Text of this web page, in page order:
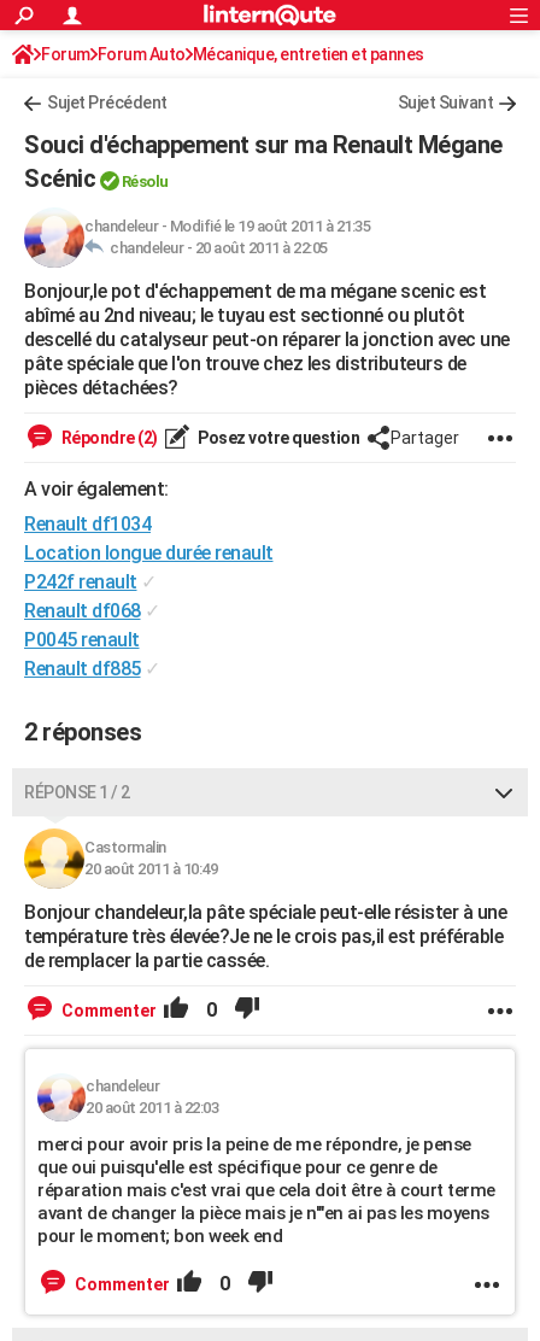
ACTUALITÉS
Politique
Société
Faits Divers
Education
Monde
Villes
+
Programme TV
TNTStreaming
Cinéma
Sorties cinéma
Musique
+FINANCE
Retraite
Impôts
Epargne
Immobilier
Risques naturels par ville
Banque
Assurance
Crédit
AUTO
Essais
Réserver un essai
Citadines
Berlines
SUV
Forum auto
HIGH-TECH
Mobiles
Meilleur smartphone
Internet
Ordinateurs
Jeux vidéo
Guide high-tech
+BRICOLAGE
Forum
Aménagement intérieur
Extérieur
Cuisine
Salle de bains
Jardinage
Rangement
WEEK-END
LIFESTYLE
Alimentation
Guide de la santé
Maladies
Médicaments
Sommeil
VOYAGE
Destinations
City break
Voyage nature
Voyage de noces
Forum
Climat
+PHOTO
GUIDES D'ACHAT
BONS PLANS
COPAINS D'AVANT
S'inscrire
Se connecter
Lycées
Collèges
Primaires
Universités
Entreprises
Service militaire
Avis de recherche
AVIS DE DÉCÈS
FORUM
Bricolage
Lifestyle
Culture
Sport
Auto
Television
Voyage
Cinema
Rechercher
S'inscrire
Connexion
Forum Forum Auto Mécanique, entretien et pannes
Sujet Précédent Sujet Suivant
Souci d'échappement sur ma Renault Mégane
Scénic
Résolu
chandeleur- Modifié le 19 août 2011 à 21:35
chandeleur - 20 août 2011 à 22:05
Bonjour,le pot d'échappement de ma mégane scenic est
abîmé au 2nd niveau; le tuyau est sectionné ou plutôt
descellé du catalyseur peut-on réparer la jonction avec une
pâte spéciale que l'on trouve chez les distributeurs de
pièces détachées?
Répondre (2) Posez votre question Partager
A voir également:
Renault df1034
Location longue durée renault
P242f renault ✓
Renault df068 ✓
P0045 renault
Renault df885 ✓
2 réponses
RÉPONSE 1 / 2
Castormalin
20 août 2011 à 10:49
Bonjour chandeleur,la pâte spéciale peut-elle résister à une
température très élevée?Je ne le crois pas,il est préférable
de remplacer la partie cassée.
Commenter 0
chandeleur
20 août 2011 à 22:03
merci pour avoir pris la peine de me répondre, je pense
que oui puisqu'elle est spécifique pour ce genre de
réparation mais c'est vrai que cela doit être à court terme
avant de changer la pièce mais je n'"en ai pas les moyens
pour le moment; bon week end
Commenter 0